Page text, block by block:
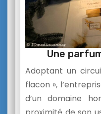
Une
Adoptant un
flacon »,
d’un domaine